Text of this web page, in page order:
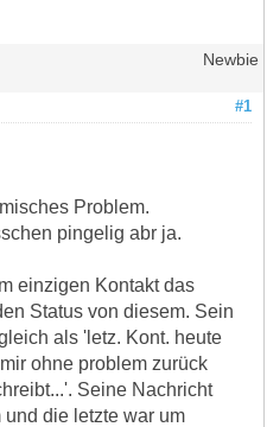
Newbie
#1
Problem.
pingelig abr ja.
einzigen Kontakt das
Status von diesem. Sein
als 'letz. Kont. heute
ohne problem zurück
Seine Nachricht
die letzte war um